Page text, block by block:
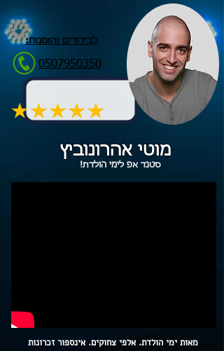
מוטי אהרונוביץ
סטנד אפ לימי הולדת!
לבירורים והזמנות:
0507950350
מאות ימי הולדת. אלפי צחוקים. אינספור זכרונות